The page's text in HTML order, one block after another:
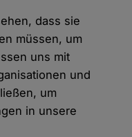
dass sie
müssen, um
uns mit
und
um
in unsere